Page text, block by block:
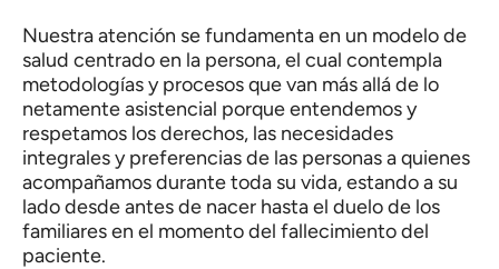
Nuestra atención se fundamenta en un modelo de
salud centrado en la persona, el cual contempla
metodologías y procesos que van más allá de lo
netamente asistencial porque entendemos y
respetamos los derechos, las necesidades
integrales y preferencias de las personas a quienes
acompañamos durante toda su vida, estando a su
lado desde antes de nacer hasta el duelo de los
familiares en el momento del fallecimiento del
paciente.